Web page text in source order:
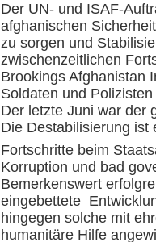
Der UN- und ISAF-
afghanischen
zu sorgen und
zwischenzeitlichen
Brookings Afghanistan
Soldaten und
Der letzte Juni war der
Die Destabilisierung ist
Fortschritte beim
Korruption und bad
Bemerkenswert
eingebettete
hingegen solche mit
humanitäre Hilfe